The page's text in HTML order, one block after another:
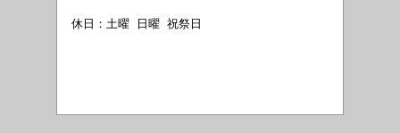
休日：土曜 日曜 祝祭日